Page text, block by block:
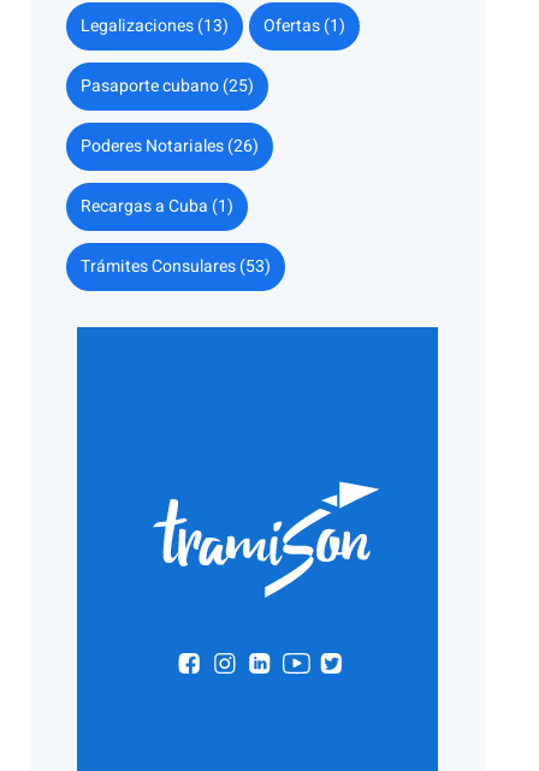
Legalizaciones (13) Ofertas (1)
Pasaporte cubano (25)
Poderes Notariales (26)
Recargas a Cuba (1)
Trámites Consulares (53)